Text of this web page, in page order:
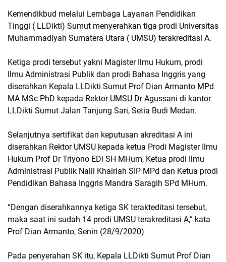
Kemendikbud melalui Lembaga Layanan Pendidikan
Tinggi ( LLDikti) Sumut menyerahkan tiga prodi Universitas
Muhammadiyah Sumatera Utara ( UMSU) terakreditasi A.
Ketiga prodi tersebut yakni Magister Ilmu Hukum, prodi
Ilmu Administrasi Publik dan prodi Bahasa Inggris yang
diserahkan Kepala LLDikti Sumut Prof Dian Armanto MPd
MA MSc PhD kepada Rektor UMSU Dr Agussani di kantor
LLDikti Sumut Jalan Tanjung Sari, Setia Budi Medan.
Selanjutnya sertifikat dan keputusan akreditasi A ini
diserahkan Rektor UMSU kepada ketua Prodi Magister Ilmu
Hukum Prof Dr Triyono EDi SH MHum, Ketua prodi Ilmu
Administrasi Publik Nalil Khairiah SIP MPd dan Ketua prodi
Pendidikan Bahasa Inggris Mandra Saragih SPd MHum.
“Dengan diserahkannya ketiga SK terakteditasi tersebut,
maka saat ini sudah 14 prodi UMSU terakreditasi A,” kata
Prof Dian Armanto, Senin (28/9/2020)
Pada penyerahan SK itu, Kepala LLDikti Sumut Prof Dian